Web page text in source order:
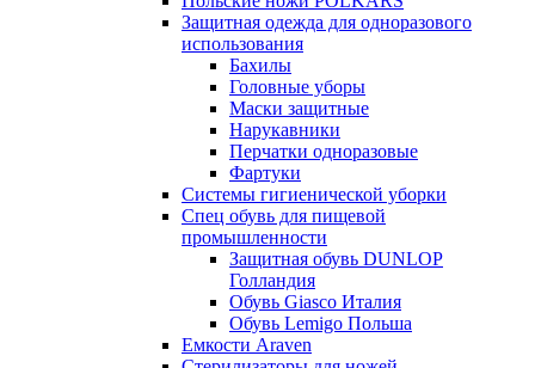
Защитная одежда для одноразового
использования
Бахилы
Головные уборы
Маски защитные
Нарукавники
Перчатки одноразовые
Фартуки
Системы гигиенической уборки
Спец обувь для пищевой
промышленности
Защитная обувь DUNLOP
Голландия
Обувь Giasco Италия
Обувь Lemigo Польша
Емкости Araven